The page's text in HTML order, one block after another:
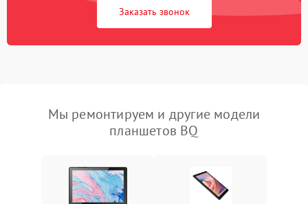
Заказать звонок
Мы ремонтируем и другие модели
планшетов BQ